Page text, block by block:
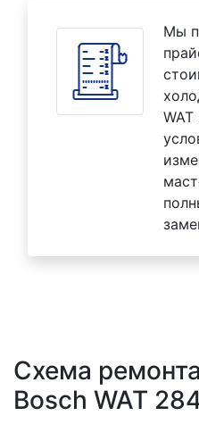
Мы
Схема
Bosch WAT